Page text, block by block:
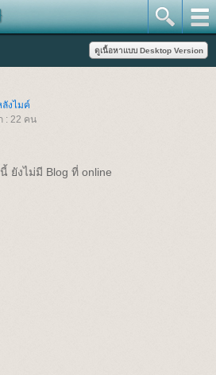
งไมค์
: 22 คน
ยังไม่มี Blog ที่ online